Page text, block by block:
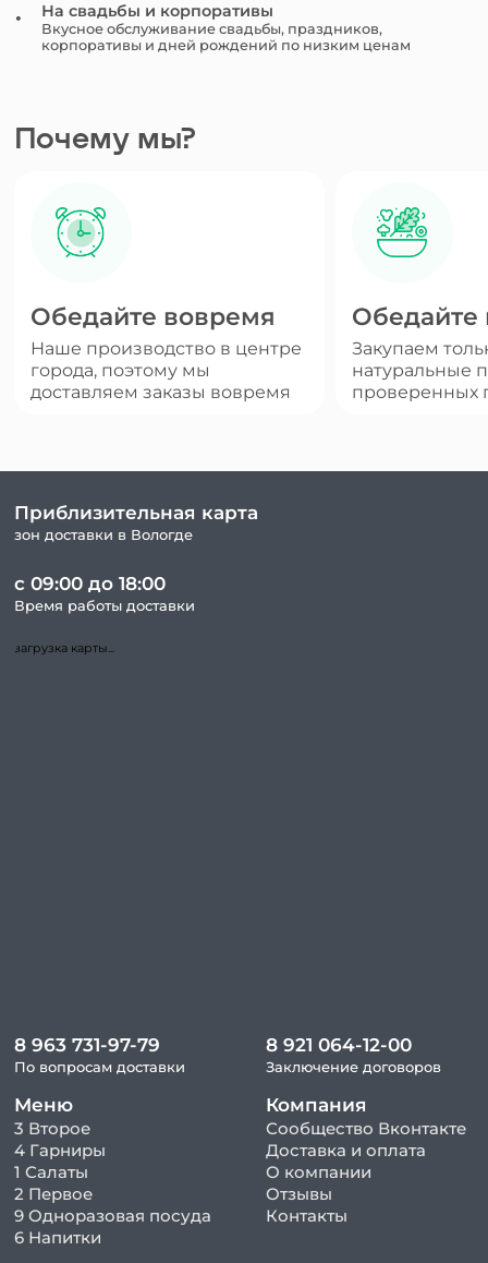
На свадьбы и корпоративы
Вкусное обслуживание свадьбы, праздников,
корпоративы и дней рождений по низким ценам
Почему мы?
Обедайте вовремя
Наше производство в центре
города, поэтому мы
доставляем заказы вовремя
Обедайте
Закупаем
натуральные
проверенных
Приблизительная карта
зон доставки в Вологде
с 09:00 до 18:00
Время работы доставки
загрузка карты...
8 963 731-97-79
По вопросам доставки
Меню
3 Второе
4 Гарниры
1 Салаты
2 Первое
9 Одноразовая посуда
6 Напитки
8 921 064-12-00
Заключение договоров
Компания
Сообщество Вконтакте
Доставка и оплата
О компании
Отзывы
Контакты